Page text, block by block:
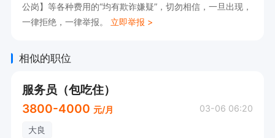
公岗】等各种费用的“均有欺诈嫌疑”，切勿相信，一旦出现，
一律拒绝，一律举报。 立即举报 >
相似的职位
服务员（包吃住）
3800-4000 元/月 03-06 06:20
大良